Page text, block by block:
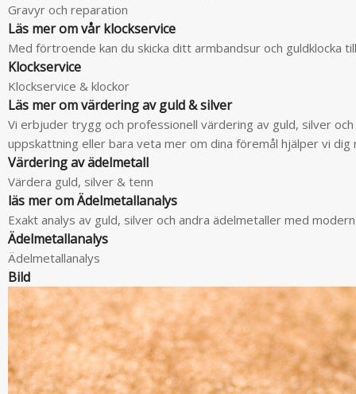
Gravyr och reparation
Läs mer om vår klockservice
Med förtroende kan du skicka ditt armbandsur och
Klockservice
Klockservice & klockor
Läs mer om värdering av guld & silver
Vi erbjuder trygg och professionell värdering av guld, silver
uppskattning eller bara veta mer om dina föremål hjälper vi
Värdering av ädelmetall
Värdera guld, silver & tenn
läs mer om Ädelmetallanalys
Exakt analys av guld, silver och andra ädelmetaller med
Ädelmetallanalys
Ädelmetallanalys
Bild